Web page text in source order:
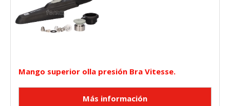
Mango superior olla presión Bra Vitesse.